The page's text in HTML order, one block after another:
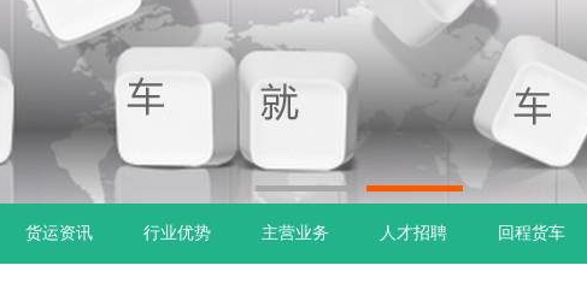
1 2
货运资讯 行业优势 主营业务 人才招聘 回程货车